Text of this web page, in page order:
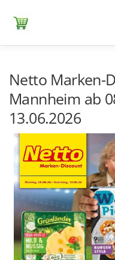
Inhalt
springen
LIDL NETTO
+ ALLE
Netto Marken-
Mannheim ab
13.06.2026